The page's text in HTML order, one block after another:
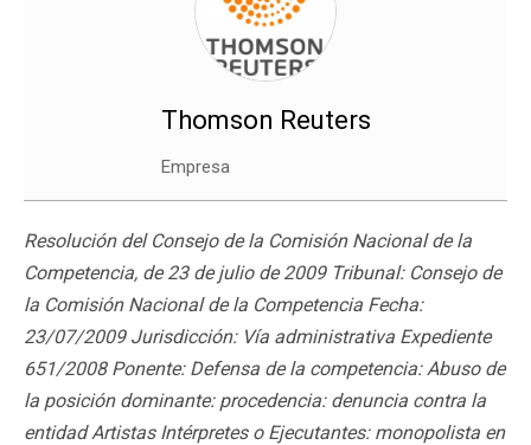
Thomson Reuters
Empresa
Resolución del Consejo de la Comisión Nacional de la
Competencia, de 23 de julio de 2009 Tribunal: Consejo de
la Comisión Nacional de la Competencia Fecha:
23/07/2009 Jurisdicción: Vía administrativa Expediente
651/2008 Ponente: Defensa de la competencia: Abuso de
la posición dominante: procedencia: denuncia contra la
entidad Artistas Intérpretes o Ejecutantes: monopolista en